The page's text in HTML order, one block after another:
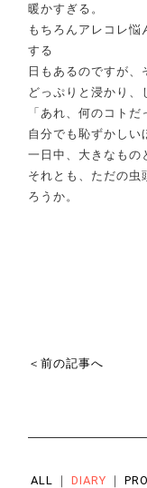
暖かすぎる。
もちろんアレコレ悩
する
日もあるのですが、
どっぷりと浸かり
「あれ、何のコトだ
自分でも恥ずかしい
一日中、大きなもの
それとも、ただの虫
ろうか。
＜前の記事へ
ALL ｜ DIARY ｜